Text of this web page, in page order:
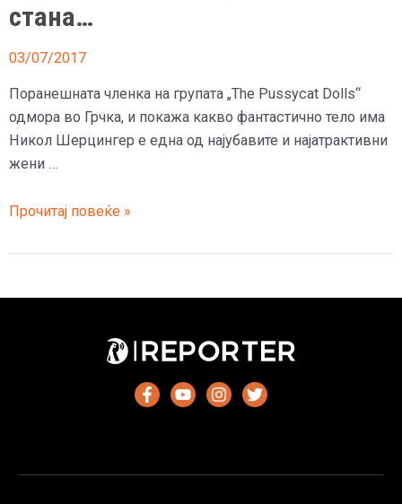
стана…
03/07/2017
Поранешната членка на групата „The Pussycat Dolls“
одмора во Грчка, и покажа какво фантастично тело има
Никол Шерцингер е една од најубавите и најатрактивни
жени …
Никол
го
задникот
Прочитај повеќе »